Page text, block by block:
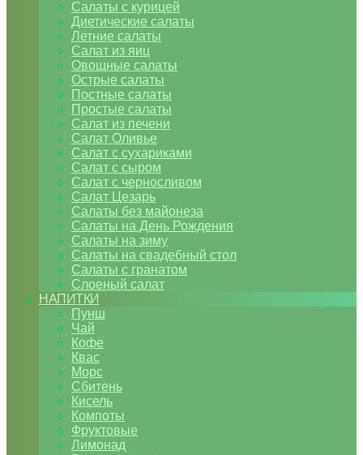
Салаты с курицей
Диетические салаты
Летние салаты
Салат из яиц
Овощные салаты
Острые салаты
Постные салаты
Простые салаты
Салат из печени
Салат Оливье
Салат с сухариками
Салат с сыром
Салат с черносливом
Салат Цезарь
Салаты без майонеза
Салаты на День Рождения
Салаты на зиму
Салаты на свадебный стол
Салаты с гранатом
Слоеный салат
НАПИТКИ
Пунш
Чай
Кофе
Квас
Морс
Сбитень
Кисель
Компоты
Фруктовые
Лимонад